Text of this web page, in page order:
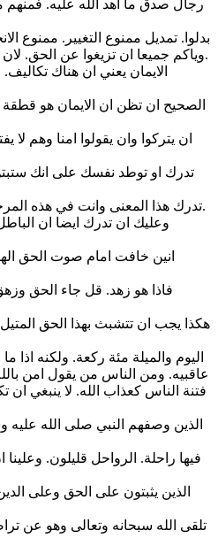
رجال صدق ما اهد الله عليه.
بدلوا. تمديل ممنوع التغيير. ممنوع
وياكم جميعا ان تزيغوا عن الحق. لان الحق ينبغي ان تتشبث به.
الايمان يعني ان هناك
الصحيح ان تظن ان الايمان هو
ان يتركوا وان يقولوا امنا وهم
تدرك او توطد نفسك على انك
تدرك هذا المعنى وانت في هذه المرحلة الحرج من تاريخ امتي.
وعليك ان تدرك ايضا ان
انين خافت امام صوت الحق
فاذا هو زهد. قل جاء الحق
هكذا يجب ان تتشبث بهذا الحق
اليوم والميلة مئة ركعة. ولكنه
عاقبيه. ومن الناس من يقول امن
فتنة الناس كعذاب الله. لا ينبغي
الذين وصفهم النبي صلى الله عليه
فيها راحلة. الرواحل قليلون.
الذين يثبتون على الحق وعلى
تلقى الله سبحانه وتعالى وهو عن